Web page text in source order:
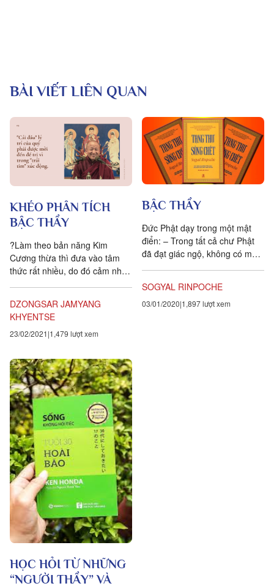
BÀI VIẾT LIÊN QUAN
KHÉO PHÂN TÍCH
BẬC THẦY
?Làm theo bản năng Kim
Cương thừa thì đưa vào tâm
thức rất nhiều, do đó cảm nhận
DZONGSAR JAMYANG
KHYENTSE
23/02/2021 1,479 lượt xem
BẬC THẦY
Đức Phật dạy trong một mật
điển: – Trong tất cả chư Phật
đã đạt giác ngộ, không có một
SOGYAL RINPOCHE
03/01/2020 1,897 lượt xem
HỌC HỎI TỪ NHỮNG
“NGƯỜI THẦY” VÀ